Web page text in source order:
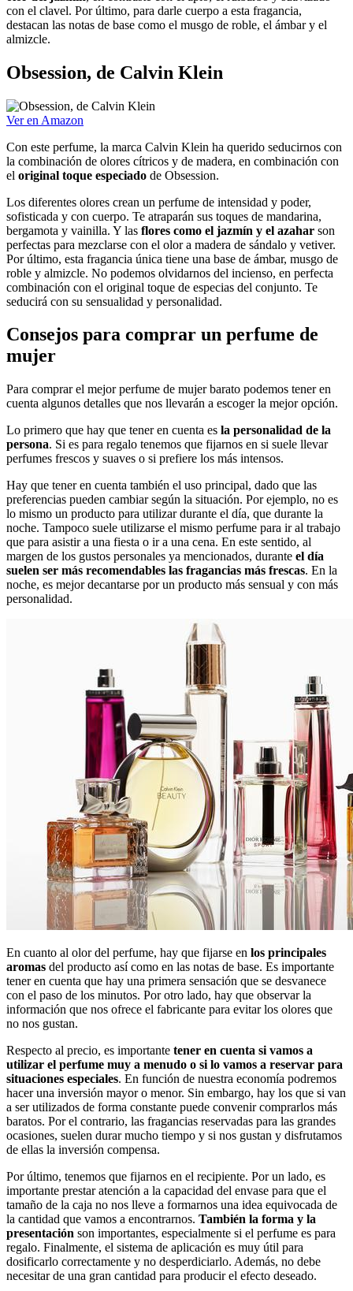
con el clavel. Por último, para darle cuerpo a esta fragancia,
destacan las notas de base como el musgo de roble, el ámbar y el
almizcle.
Obsession, de Calvin Klein
Ver en Amazon
Con este perfume, la marca Calvin Klein ha querido seducirnos con
la combinación de olores cítricos y de madera, en combinación con
el original toque especiado de Obsession.
Los diferentes olores crean un perfume de intensidad y poder,
sofisticada y con cuerpo. Te atraparán sus toques de mandarina,
bergamota y vainilla. Y las flores como el jazmín y el azahar son
perfectas para mezclarse con el olor a madera de sándalo y vetiver.
Por último, esta fragancia única tiene una base de ámbar, musgo de
roble y almizcle. No podemos olvidarnos del incienso, en perfecta
combinación con el original toque de especias del conjunto. Te
seducirá con su sensualidad y personalidad.
Consejos para comprar un perfume de
mujer
Para comprar el mejor perfume de mujer barato podemos tener en
cuenta algunos detalles que nos llevarán a escoger la mejor opción.
Lo primero que hay que tener en cuenta es la personalidad de la
persona. Si es para regalo tenemos que fijarnos en si suele llevar
perfumes frescos y suaves o si prefiere los más intensos.
Hay que tener en cuenta también el uso principal, dado que las
preferencias pueden cambiar según la situación. Por ejemplo, no es
lo mismo un producto para utilizar durante el día, que durante la
noche. Tampoco suele utilizarse el mismo perfume para ir al trabajo
que para asistir a una fiesta o ir a una cena. En este sentido, al
margen de los gustos personales ya mencionados, durante el día
suelen ser más recomendables las fragancias más frescas. En la
noche, es mejor decantarse por un producto más sensual y con más
personalidad.
En cuanto al olor del perfume, hay que fijarse en los principales
aromas del producto así como en las notas de base. Es importante
tener en cuenta que hay una primera sensación que se desvanece
con el paso de los minutos. Por otro lado, hay que observar la
información que nos ofrece el fabricante para evitar los olores que
no nos gustan.
Respecto al precio, es importante tener en cuenta si vamos a
utilizar el perfume muy a menudo o si lo vamos a reservar para
situaciones especiales. En función de nuestra economía podremos
hacer una inversión mayor o menor. Sin embargo, hay los que si van
a ser utilizados de forma constante puede convenir comprarlos más
baratos. Por el contrario, las fragancias reservadas para las grandes
ocasiones, suelen durar mucho tiempo y si nos gustan y disfrutamos
de ellas la inversión compensa.
Por último, tenemos que fijarnos en el recipiente. Por un lado, es
importante prestar atención a la capacidad del envase para que el
tamaño de la caja no nos lleve a formarnos una idea equivocada de
la cantidad que vamos a encontrarnos. También la forma y la
presentación son importantes, especialmente si el perfume es para
regalo. Finalmente, el sistema de aplicación es muy útil para
dosificarlo correctamente y no desperdiciarlo. Además, no debe
necesitar de una gran cantidad para producir el efecto deseado.